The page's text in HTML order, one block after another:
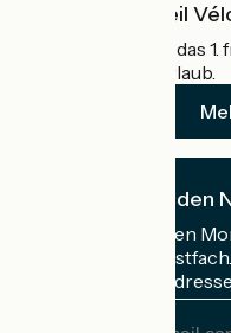
Was ist Accueil
Accueil Vélo ist das
Radfahrer im Urlaub.
Ich abonniere den
Erhalten Sie jeden
Rad in Ihrem Postfach.
Meine E-Mail-Adresse